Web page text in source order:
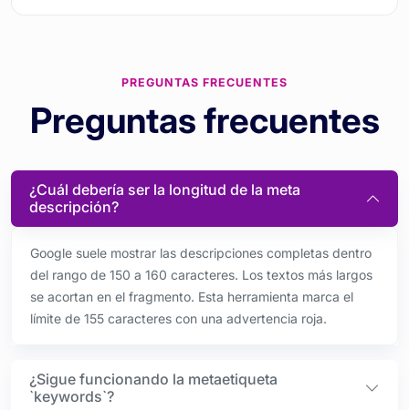
PREGUNTAS FRECUENTES
Preguntas frecuentes
¿Cuál debería ser la longitud de la meta
descripción?
Google suele mostrar las descripciones completas dentro
del rango de 150 a 160 caracteres. Los textos más largos
se acortan en el fragmento. Esta herramienta marca el
límite de 155 caracteres con una advertencia roja.
¿Sigue funcionando la metaetiqueta
`keywords`?